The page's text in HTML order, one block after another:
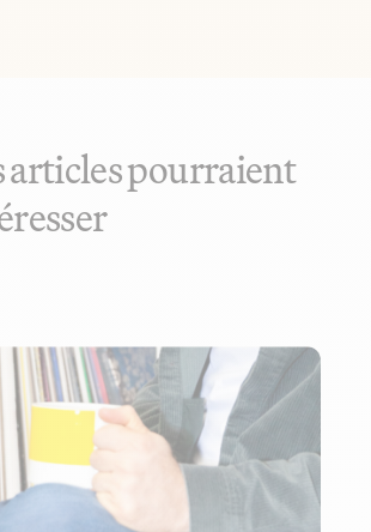
articles pourraient